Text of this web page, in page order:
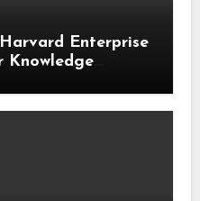
Enterprise
Knowledge